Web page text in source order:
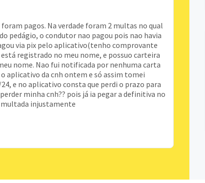
pagos. Na verdade foram 2 multas no qual
pedágio, o condutor nao pagou pois nao havia
via pix pelo aplicativo(tenho comprovante
registrado no meu nome, e possuo carteira
nome. Nao fui notificada por nenhuma carta
aplicativo da cnh ontem e só assim tomei
e no aplicativo consta que perdi o prazo para
minha cnh?? pois já ia pegar a definitiva no
multada injustamente